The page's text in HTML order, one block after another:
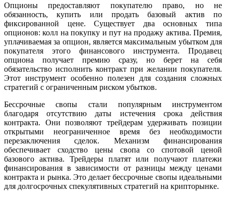
Опционы предоставляют покупателю право, но не
обязанность, купить или продать базовый актив по
фиксированной цене. Существует два основных типа
опционов: колл на покупку и пут на продажу актива. Премия,
уплачиваемая за опцион, является максимальным убытком для
покупателя этого финансового инструмента. Продавец
опциона получает премию сразу, но берет на себя
обязательство исполнить контракт при желании покупателя.
Этот инструмент особенно полезен для создания сложных
стратегий с ограниченным риском убытков.
Бессрочные свопы стали популярным инструментом
благодаря отсутствию даты истечения срока действия
контракта. Они позволяют трейдерам удерживать позиции
открытыми неограниченное время без необходимости
перезаключения сделок. Механизм финансирования
обеспечивает сходство цены свопа со спотовой ценой
базового актива. Трейдеры платят или получают платежи
финансирования в зависимости от разницы между ценами
контракта и рынка. Это делает бессрочные свопы идеальными
для долгосрочных спекулятивных стратегий на крипторынке.